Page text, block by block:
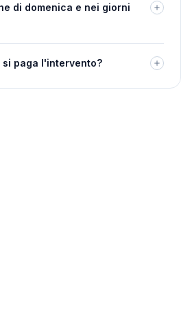
di domenica e nei giorni
si paga l'intervento?